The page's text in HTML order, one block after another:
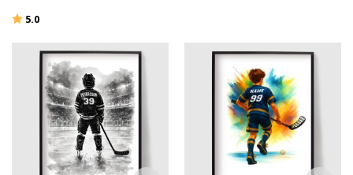
Hodnotenie:
5.0